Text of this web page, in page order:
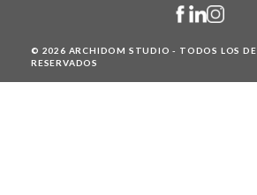
© 2026 ARCHIDOM STUDIO - TODOS LOS
RESERVADOS